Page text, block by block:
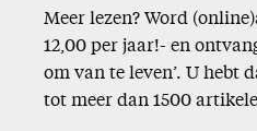
Meer lezen? Word
12,00 per jaar!- en
om van te leven’. U hebt
tot meer dan 1500